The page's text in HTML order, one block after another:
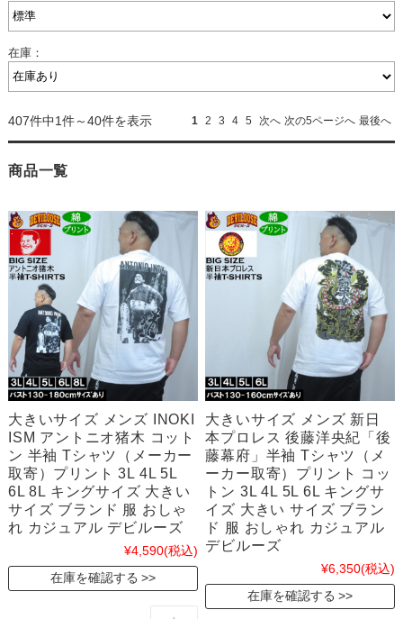
在庫：
407件中1件～40件を表示 1 2 3 4 5 次へ 次の5ページへ 最後へ
商品一覧
大きいサイズ メンズ INOKI
ISM アントニオ猪木 コット
ン 半袖 Tシャツ（メーカー
取寄）プリント 3L 4L 5L
6L 8L キングサイズ 大きい
サイズ ブランド 服 おしゃ
れ カジュアル デビルーズ
¥4,590(税込)
在庫を確認する
大きいサイズ メンズ 新日
本プロレス 後藤洋央紀「後
藤幕府」半袖 Tシャツ（メ
ーカー取寄）プリント コッ
トン 3L 4L 5L 6L キングサ
イズ 大きい サイズ ブラン
ド 服 おしゃれ カジュアル
デビルーズ
¥6,350(税込)
在庫を確認する